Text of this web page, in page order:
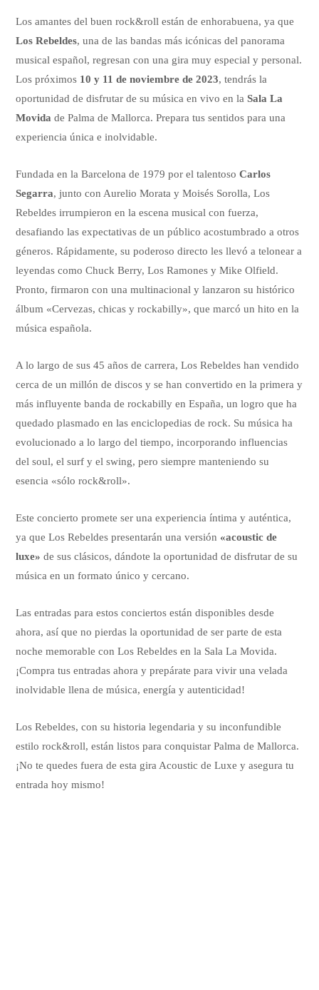
Los amantes del buen rock&roll están de enhorabuena, ya que
Los Rebeldes, una de las bandas más icónicas del panorama
musical español, regresan con una gira muy especial y personal.
Los próximos 10 y 11 de noviembre de 2023, tendrás la
oportunidad de disfrutar de su música en vivo en laSala La
Movida de Palma de Mallorca. Prepara tus sentidos para una
experiencia única e inolvidable.
Fundada en la Barcelona de 1979 por el talentosoCarlos
Segarra, junto con Aurelio Morata y Moisés Sorolla, Los
Rebeldes irrumpieron en la escena musical con fuerza,
desafiando las expectativas de un público acostumbrado a otros
géneros. Rápidamente, su poderoso directo les llevó a telonear a
leyendas como Chuck Berry, Los Ramones y Mike Olfield.
Pronto, firmaron con una multinacional y lanzaron su histórico
álbum «Cervezas, chicas y rockabilly», que marcó un hito en la
música española.
A lo largo de sus 45 años de carrera, Los Rebeldes han vendido
cerca de un millón de discos y se han convertido en la primera y
más influyente banda de rockabilly en España, un logro que ha
quedado plasmado en las enciclopedias de rock. Su música ha
evolucionado a lo largo del tiempo, incorporando influencias
del soul, el surf y el swing, pero siempre manteniendo su
esencia «sólo rock&roll».
Este concierto promete ser una experiencia íntima y auténtica,
ya que Los Rebeldes presentarán una versión «acoustic de
luxe» de sus clásicos, dándote la oportunidad de disfrutar de su
música en un formato único y cercano.
Las entradas para estos conciertos están disponibles desde
ahora, así que no pierdas la oportunidad de ser parte de esta
noche memorable con Los Rebeldes en la Sala La Movida.
¡Compra tus entradas ahora y prepárate para vivir una velada
inolvidable llena de música, energía y autenticidad!
Los Rebeldes, con su historia legendaria y su inconfundible
estilo rock&roll, están listos para conquistar Palma de Mallorca.
¡No te quedes fuera de esta gira Acoustic de Luxe y asegura tu
entrada hoy mismo!